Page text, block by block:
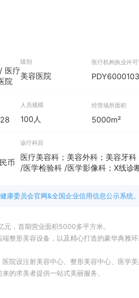
医疗
院
级别
美容医院
医疗机构执业许
人员规模
100人
经营场所面积
5000m²
币
诊疗科目
医疗美容科；美容外科；美容牙
/医学检验科 /医学影像科；X线
康委员会官网&全国企业信用信息公示系统。
，首期营业面积5000多平方米。
整形美容设备，以及精心打造的豪华典雅环
院设注射美容中心、整形美容中心、医学美
的求美者提供一站式美丽服务。